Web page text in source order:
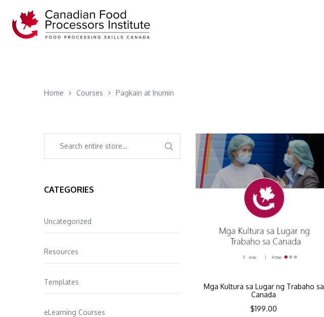
Home Courses Pagkain at Inumin
Mga Kultura sa Lugar ng Trabaho sa
Canada
$199.00
CATEGORIES
Uncategorized
Resources
Templates
eLearning Courses